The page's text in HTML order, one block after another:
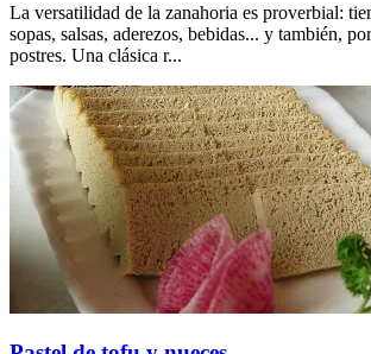
La versatilidad de la zanahoria es proverbial:
sopas, salsas, aderezos, bebidas... y también,
postres. Una clásica r...